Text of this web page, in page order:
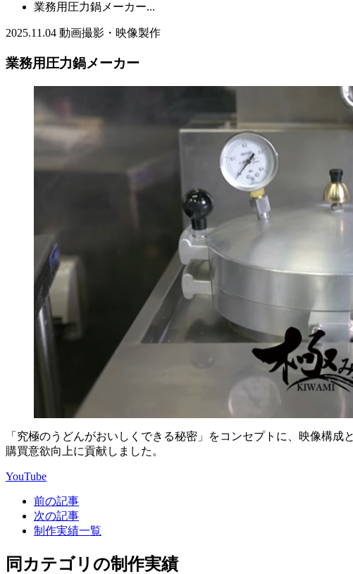
業務用圧力鍋メーカー...
2025.11.04 動画撮影・映像製作
業務用圧力鍋メーカー
「究極のうどんがおいしくできる秘密」をコンセプトに、映像構
購買意欲向上に貢献しました。
YouTube
前の記事
次の記事
制作実績一覧
同カテゴリの制作実績